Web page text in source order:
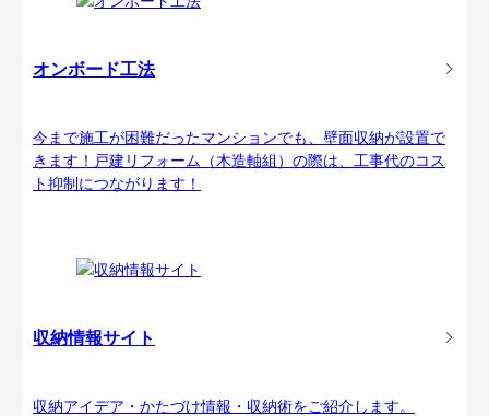
オンボード工法
今まで施工が困難だったマンションでも、壁面収納が設置で
きます！戸建リフォーム（木造軸組）の際は、工事代のコス
ト抑制につながります！
収納情報サイト
収納アイデア・かたづけ情報・収納術をご紹介します。